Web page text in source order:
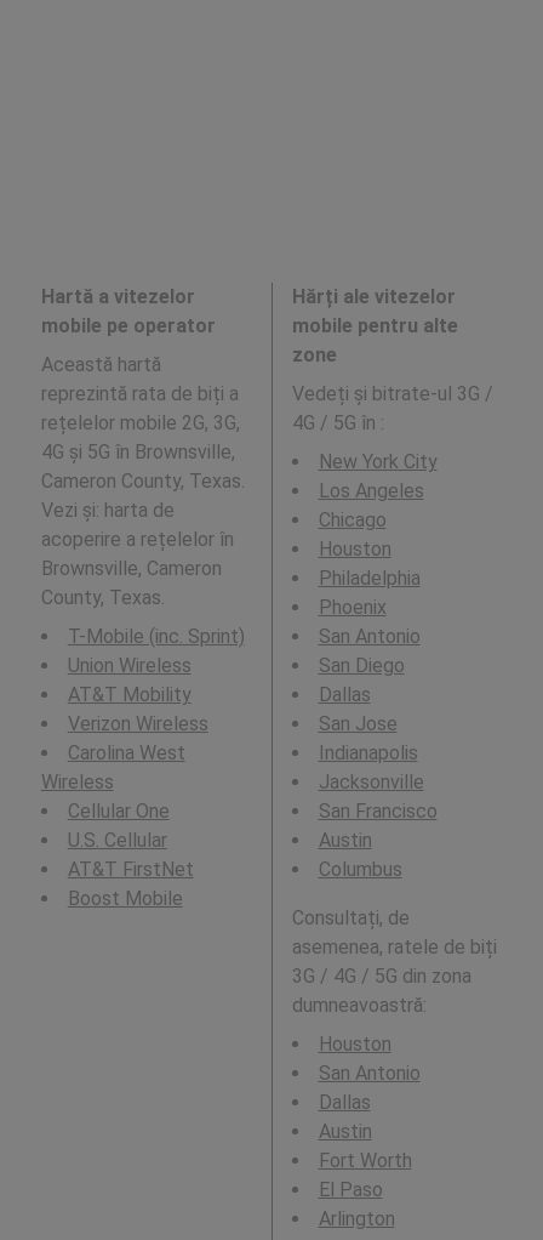
Hartă a vitezelor
mobile pe operator
Această hartă
reprezintă rata de biți a
rețelelor mobile 2G, 3G,
4G și 5G în Brownsville,
Cameron County, Texas.
Vezi și: harta de
acoperire a rețelelor în
Brownsville, Cameron
County, Texas.
T-Mobile (inc. Sprint)
Union Wireless
AT&T Mobility
Verizon Wireless
Carolina West
Wireless
Cellular One
U.S. Cellular
AT&T FirstNet
Boost Mobile
Hărți ale vitezelor
mobile pentru alte
zone
Vedeți și bitrate-ul 3G /
4G / 5G în :
New York City
Los Angeles
Chicago
Houston
Philadelphia
Phoenix
San Antonio
San Diego
Dallas
San Jose
Indianapolis
Jacksonville
San Francisco
Austin
Columbus
Consultați, de
asemenea, ratele de biți
3G / 4G / 5G din zona
dumneavoastră:
Houston
San Antonio
Dallas
Austin
Fort Worth
El Paso
Arlington